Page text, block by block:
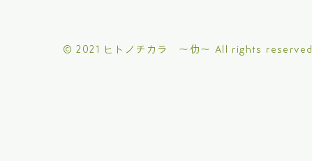
© 2021 ヒトノチカラ 〜仂〜 All rights reserved